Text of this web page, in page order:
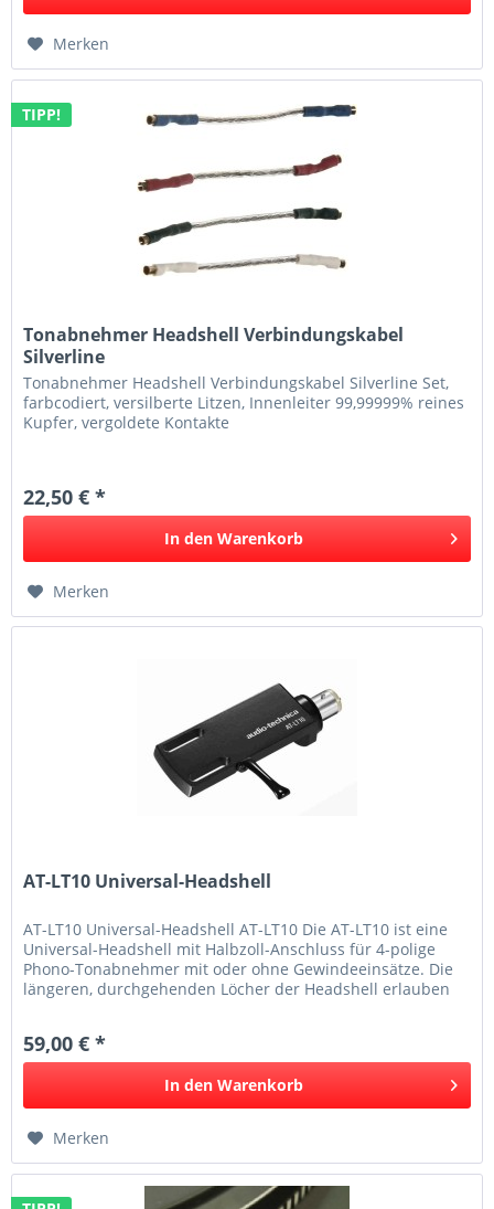
Merken
TIPP!
Tonabnehmer Headshell Verbindungskabel
Silverline
Tonabnehmer Headshell Verbindungskabel Silverline Set,
farbcodiert, versilberte Litzen, Innenleiter 99,99999% reines
Kupfer, vergoldete Kontakte
22,50 € *
In den Warenkorb
Merken
AT-LT10 Universal-Headshell
AT-LT10 Universal-Headshell AT-LT10 Die AT-LT10 ist eine
Universal-Headshell mit Halbzoll-Anschluss für 4-polige
Phono-Tonabnehmer mit oder ohne Gewindeeinsätze. Die
längeren, durchgehenden Löcher der Headshell erlauben
59,00 € *
In den Warenkorb
Merken